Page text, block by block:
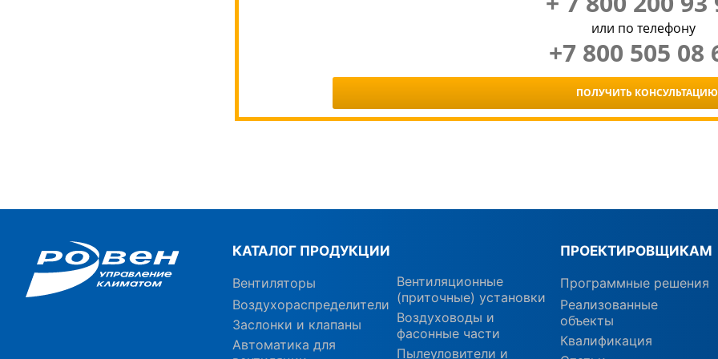
или по телефону
+7 800 505 08
ПОЛУЧИТЬ КОНСУЛЬТАЦИЮ
КАТАЛОГ ПРОДУКЦИИ
Вентиляторы
Воздухораспределители
Заслонки и клапаны
Автоматика для
Вентиляционные
(приточные) установки
Воздуховоды и
фасонные части
Пылеуловители и
ПРОЕКТИРОВЩИКАМ
Программные решения
Реализованные
объекты
Квалификация